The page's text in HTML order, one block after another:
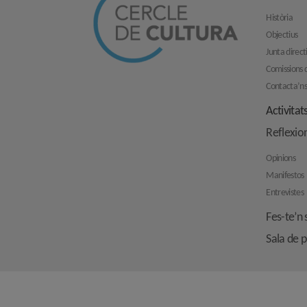
Història
Objectius
Junta
Comissions
Contacta’ns
Opinions
Manifestos
Entrevistes
Fes-
Sala de